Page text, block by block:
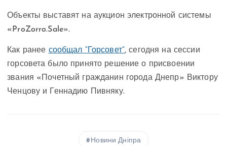
Объекты выставят на аукцион электронной системы
«ProZorro.Sale».
Как ранее сообщал “Горсовет”, сегодня на сессии
горсовета было принято решение о присвоении
звания «Почетный гражданин города Днепр» Виктору
Ченцову и Геннадию Пивняку.
Новини Дніпра